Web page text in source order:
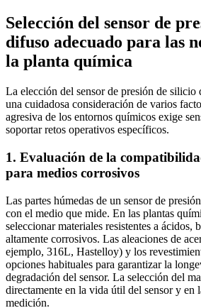
Selección del sensor de
difuso adecuado para las
la planta química
La elección del sensor de presión de silicio
una cuidadosa consideración de varios
agresiva de los entornos químicos exige
soportar retos operativos específicos.
1. Evaluación de la
para medios corrosivos
Las partes húmedas de un sensor de
con el medio que mide. En las plantas
seleccionar materiales resistentes a ácidos,
altamente corrosivos. Las aleaciones de
ejemplo, 316L, Hastelloy) y los
opciones habituales para garantizar la
degradación del sensor. La selección del
directamente en la vida útil del sensor y en
medición.